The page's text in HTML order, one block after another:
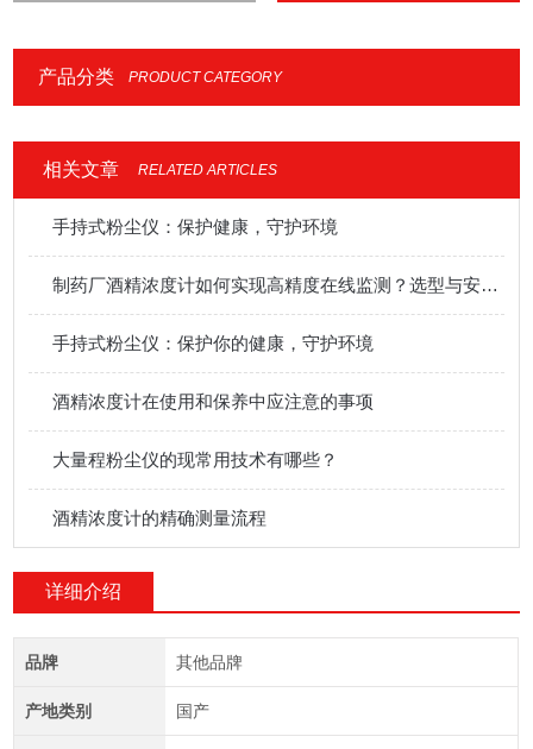
产品分类 PRODUCT CATEGORY
相关文章 RELATED ARTICLES
手持式粉尘仪：保护健康，守护环境
制药厂酒精浓度计如何实现高精度在线监测？选型与安装全攻略！
手持式粉尘仪：保护你的健康，守护环境
酒精浓度计在使用和保养中应注意的事项
大量程粉尘仪的现常用技术有哪些？
酒精浓度计的精确测量流程
详细介绍
品牌 其他品牌
产地类别 国产